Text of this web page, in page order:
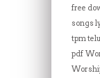
free
songs
tpm
pdf